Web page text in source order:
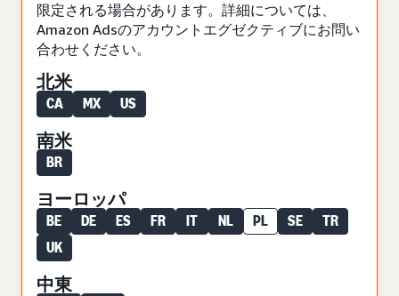
限定される場合があります。詳細については、
Amazon Adsのアカウントエグゼクティブにお問い
合わせください。
北米
CA MX US
南米
BR
ヨーロッパ
BE DE ES FR IT NL PL SE
TR
UK
中東